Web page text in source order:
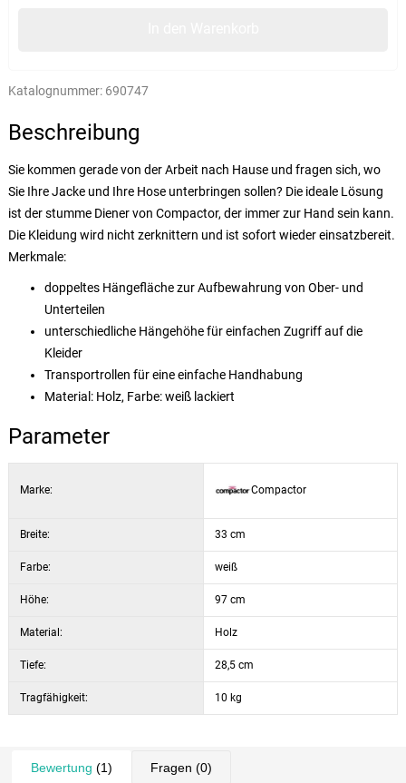
Katalognummer: 690747
Beschreibung
Sie kommen gerade von der Arbeit nach Hause und fragen sich, wo
Sie Ihre Jacke und Ihre Hose unterbringen sollen? Die ideale Lösung
ist der stumme Diener von Compactor, der immer zur Hand sein kann.
Die Kleidung wird nicht zerknittern und ist sofort wieder einsatzbereit.
Merkmale:
doppeltes Hängefläche zur Aufbewahrung von Ober- und
Unterteilen
unterschiedliche Hängehöhe für einfachen Zugriff auf die
Kleider
Transportrollen für eine einfache Handhabung
Material: Holz, Farbe: weiß lackiert
Parameter
Marke: Compactor
Breite: 33 cm
Farbe: weiß
Höhe: 97 cm
Material: Holz
Tiefe: 28,5 cm
Tragfähigkeit: 10 kg
Bewertung (1) Fragen (0)